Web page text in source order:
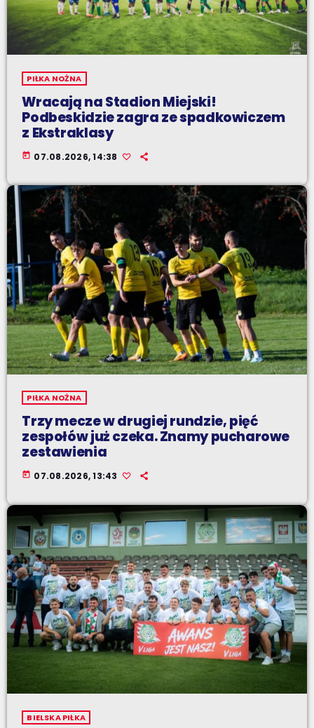
PIŁKA NOŻNA
Wracają na Stadion Miejski!
Podbeskidzie zagra ze spadkowiczem
z Ekstraklasy
today 07.08.2026, 14:38
PIŁKA NOŻNA
Trzy mecze w drugiej rundzie, pięć
zespołów już czeka. Znamy pucharowe
zestawienia
today 07.08.2026, 13:43
BIELSKA PIŁKA